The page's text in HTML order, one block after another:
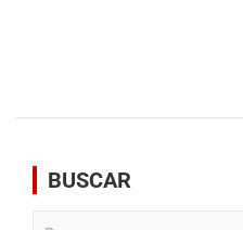
BUSCAR